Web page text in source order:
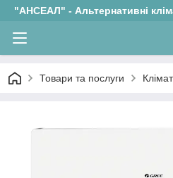
"АНСЕАЛ" - Альтернативні
Товари та послуги